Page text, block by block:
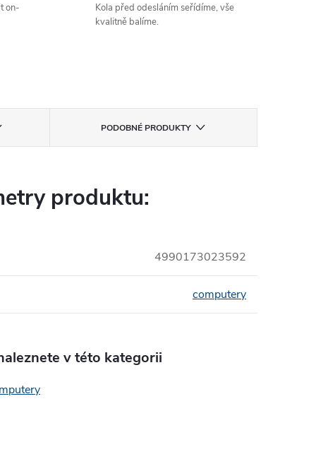
on-
Kola před odesláním seřídíme, vše
kvalitně balíme.
PODOBNÉ PRODUKTY
produktu:
4990173023592
computery
v této kategorii